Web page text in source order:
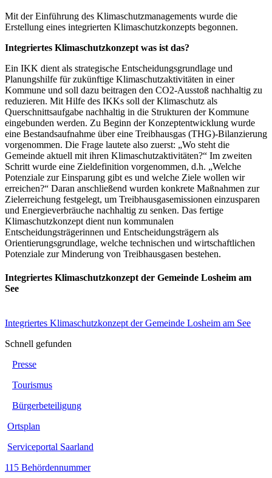
Mit der Einführung des Klimaschutzmanagements wurde die
Erstellung eines integrierten Klimaschutzkonzepts begonnen.
Integriertes Klimaschutzkonzept was ist das?
Ein IKK dient als strategische Entscheidungsgrundlage und
Planungshilfe für zukünftige Klimaschutzaktivitäten in einer
Kommune und soll dazu beitragen den CO2-Ausstoß nachhaltig zu
reduzieren. Mit Hilfe des IKKs soll der Klimaschutz als
Querschnittsaufgabe nachhaltig in die Strukturen der Kommune
eingebunden werden. Zu Beginn der Konzeptentwicklung wurde
eine Bestandsaufnahme über eine Treibhausgas (THG)-Bilanzierung
vorgenommen. Die Frage lautete also zuerst: „Wo steht die
Gemeinde aktuell mit ihren Klimaschutzaktivitäten?“ Im zweiten
Schritt wurde eine Zieldefinition vorgenommen, d.h. „Welche
Potenziale zur Einsparung gibt es und welche Ziele wollen wir
erreichen?“ Daran anschließend wurden konkrete Maßnahmen zur
Zielerreichung festgelegt, um Treibhausgasemissionen einzusparen
und Energieverbräuche nachhaltig zu senken. Das fertige
Klimaschutzkonzept dient nun kommunalen
Entscheidungsträgerinnen und Entscheidungsträgern als
Orientierungsgrundlage, welche technischen und wirtschaftlichen
Potenziale zur Minderung von Treibhausgasen bestehen.
Integriertes Klimaschutzkonzept der Gemeinde Losheim am
See
Integriertes Klimaschutzkonzept der Gemeinde Losheim am See
Schnell gefunden
Presse
Tourismus
Bürgerbeteiligung
Ortsplan
Serviceportal Saarland
115 Behördennummer